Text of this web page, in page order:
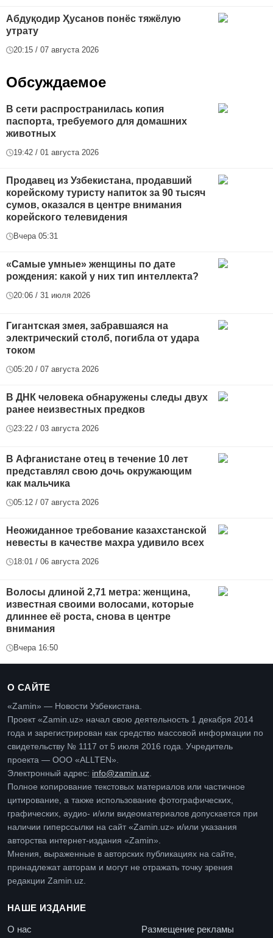
Абдуқодир Ҳусанов понёс тяжёлую
утрату
20:15 / 07 августа 2026
Обсуждаемое
В сети распространилась копия
паспорта, требуемого для домашних
животных
19:42 / 01 августа 2026
Продавец из Узбекистана, продавший
корейскому туристу напиток за 90 тысяч
сумов, оказался в центре внимания
корейского телевидения
Вчера 05:31
«Самые умные» женщины по дате
рождения: какой у них тип интеллекта?
20:06 / 31 июля 2026
Гигантская змея, забравшаяся на
электрический столб, погибла от удара
током
05:20 / 07 августа 2026
В ДНК человека обнаружены следы двух
ранее неизвестных предков
23:22 / 03 августа 2026
В Афганистане отец в течение 10 лет
представлял свою дочь окружающим
как мальчика
05:12 / 07 августа 2026
Неожиданное требование казахстанской
невесты в качестве махра удивило всех
18:01 / 06 августа 2026
Волосы длиной 2,71 метра: женщина,
известная своими волосами, которые
длиннее её роста, снова в центре
внимания
Вчера 16:50
О САЙТЕ
«Zamin» — Новости Узбекистана.
Проект «Zamin.uz» начал свою деятельность 1 декабря 2014
года и зарегистрирован как средство массовой информации по
свидетельству № 1117 от 5 июля 2016 года. Учредитель
проекта — ООО «ALLTEN».
Электронный адрес: info@zamin.uz.
Полное копирование текстовых материалов или частичное
цитирование, а также использование фотографических,
графических, аудио- и/или видеоматериалов допускается при
наличии гиперссылки на сайт «Zamin.uz» и/или указания
авторства интернет-издания «Zamin».
Мнения, выраженные в авторских публикациях на сайте,
принадлежат авторам и могут не отражать точку зрения
редакции Zamin.uz.
НАШЕ ИЗДАНИЕ
О нас Размещение рекламы